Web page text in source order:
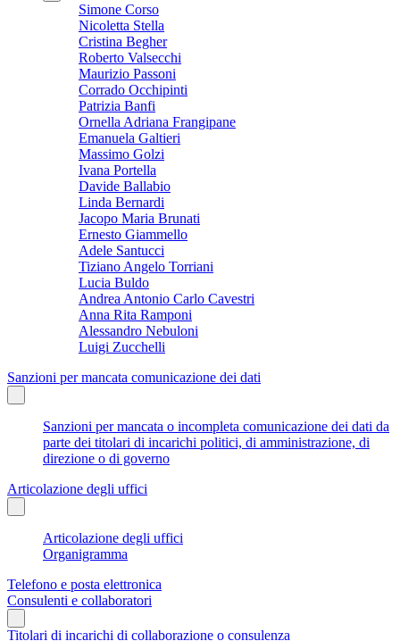
Simone Corso
Nicoletta Stella
Cristina Begher
Roberto Valsecchi
Maurizio Passoni
Corrado Occhipinti
Patrizia Banfi
Ornella Adriana Frangipane
Emanuela Galtieri
Massimo Golzi
Ivana Portella
Davide Ballabio
Linda Bernardi
Jacopo Maria Brunati
Ernesto Giammello
Adele Santucci
Tiziano Angelo Torriani
Lucia Buldo
Andrea Antonio Carlo Cavestri
Anna Rita Ramponi
Alessandro Nebuloni
Luigi Zucchelli
Sanzioni per mancata comunicazione dei dati
Sanzioni per mancata o incompleta comunicazione dei dati da
parte dei titolari di incarichi politici, di amministrazione, di
direzione o di governo
Articolazione degli uffici
Articolazione degli uffici
Organigramma
Telefono e posta elettronica
Consulenti e collaboratori
Titolari di incarichi di collaborazione o consulenza